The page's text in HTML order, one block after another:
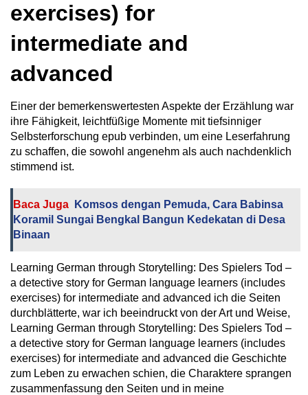
exercises) for
intermediate and
advanced
Einer der bemerkenswertesten Aspekte der Erzählung war
ihre Fähigkeit, leichtfüßige Momente mit tiefsinniger
Selbsterforschung epub verbinden, um eine Leserfahrung
zu schaffen, die sowohl angenehm als auch nachdenklich
stimmend ist.
Baca Juga
Komsos dengan Pemuda, Cara Babinsa
Koramil Sungai Bengkal Bangun Kedekatan di Desa
Binaan
Learning German through Storytelling: Des Spielers Tod –
a detective story for German language learners (includes
exercises) for intermediate and advanced ich die Seiten
durchblätterte, war ich beeindruckt von der Art und Weise,
Learning German through Storytelling: Des Spielers Tod –
a detective story for German language learners (includes
exercises) for intermediate and advanced die Geschichte
zum Leben zu erwachen schien, die Charaktere sprangen
zusammenfassung den Seiten und in meine